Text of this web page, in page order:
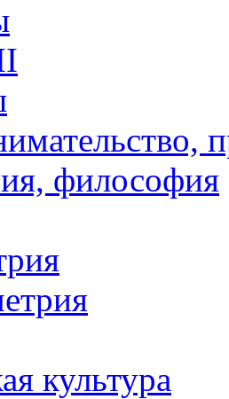
философия
культура